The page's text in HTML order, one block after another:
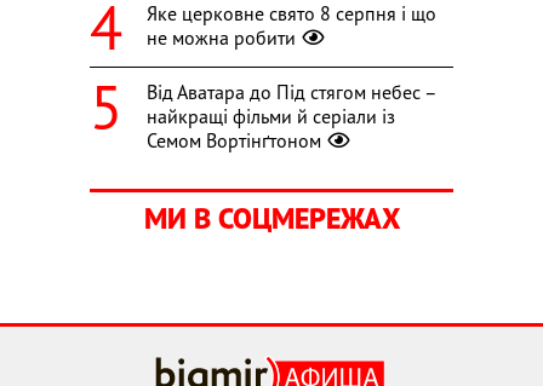
Яке церковне свято 8 серпня і що
не можна робити
Від Аватара до Під стягом небес –
найкращі фільми й серіали із
Семом Вортінґтоном
МИ В СОЦМЕРЕЖАХ